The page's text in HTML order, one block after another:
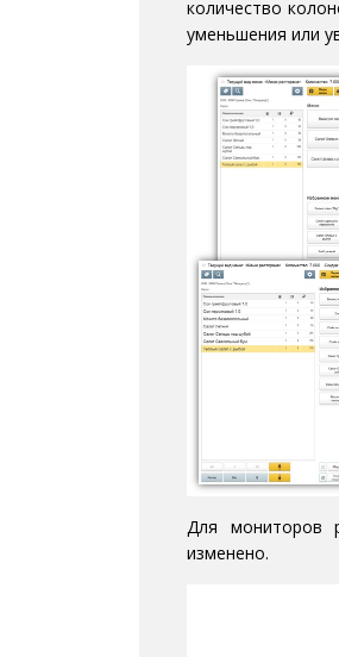
количество
уменьшения или
Для мониторов
изменено.